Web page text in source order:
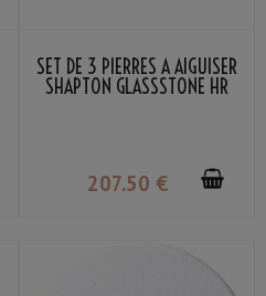
SET DE 3 PIERRES À AIGUISER
SHAPTON GLASSSTONE HR
207.50 €